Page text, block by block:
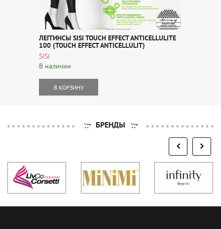
ЛЕГГИНСЫ SISI TOUCH EFFECT ANTICELLULITE
100 (TOUCH EFFECT ANTICELLULIT)
SiSi
В наличии
В КОРЗИНУ
БРЕНДЫ